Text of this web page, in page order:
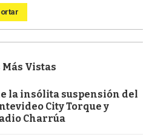
Más Vistas
la insólita suspensión del
City Torque y
Charrúa